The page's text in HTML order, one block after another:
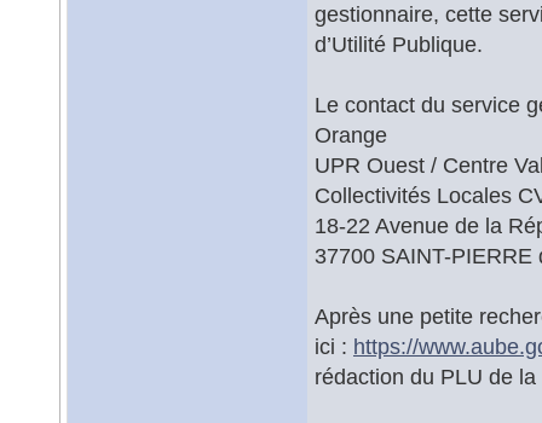
gestionnaire, cette
d’Utilité Publique.
Le contact du service
Orange
UPR Ouest / Centre
Collectivités Locales
18-22 Avenue de la
37700 SAINT-PIERRE
Après une petite
ici : https://
rédaction du PLU de